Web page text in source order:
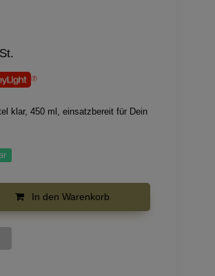
klar, 450 ml, einsatzbereit für Dein
In den Warenkorb